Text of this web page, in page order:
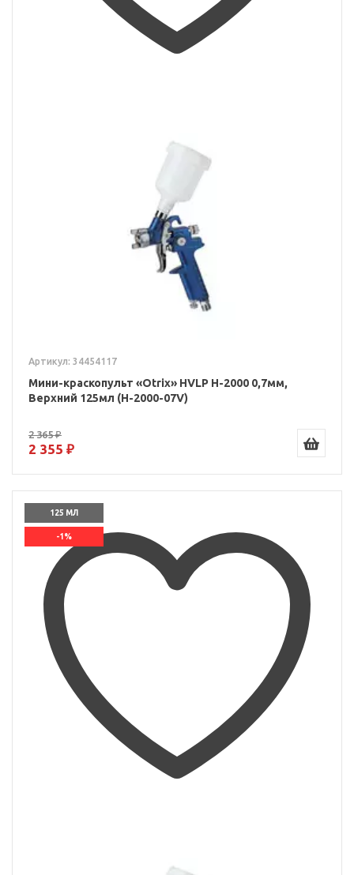
Артикул: 34454117
Мини-краскопульт «Otrix» HVLP H-2000 0,7мм,
Верхний 125мл (H-2000-07V)
2 365 ₽
2 355 ₽
125 МЛ
-1%